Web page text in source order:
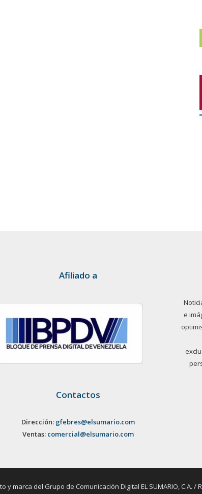
Afiliado a
Contactos
Dirección: gfebres@elsumario.com
Ventas: comercial@elsumario.com
e
del Grupo de Comunicación Digital EL SUMARIO, C.A. /